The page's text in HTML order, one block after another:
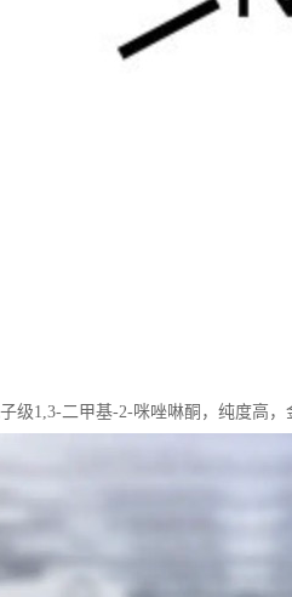
级1,3-二甲基-2-咪唑啉酮，纯度高，